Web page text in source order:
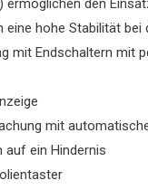
ermöglichen den
eine hohe Stabilität
mit Endschaltern mit
mit
ein Hindernis